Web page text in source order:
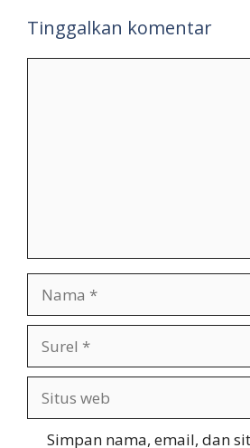
Tinggalkan komentar
web
Simpan nama, email, dan